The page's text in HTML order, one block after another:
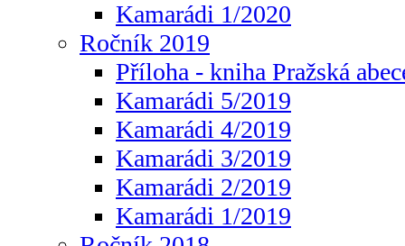
Kamarádi 1/2020
Ročník 2019
Příloha - kniha Pražská
Kamarádi 5/2019
Kamarádi 4/2019
Kamarádi 3/2019
Kamarádi 2/2019
Kamarádi 1/2019